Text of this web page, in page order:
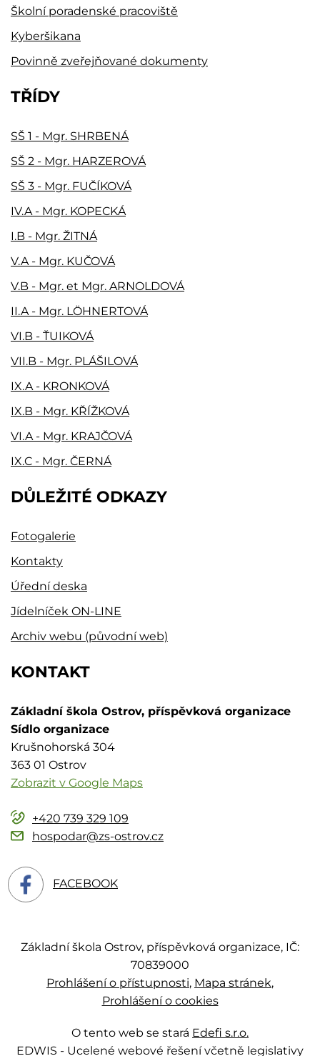
Školní poradenské pracoviště
Kyberšikana
Povinně zveřejňované dokumenty
TŘÍDY
SŠ 1 - Mgr. SHRBENÁ
SŠ 2 - Mgr. HARZEROVÁ
SŠ 3 - Mgr. FUČÍKOVÁ
IV.A - Mgr. KOPECKÁ
I.B - Mgr. ŽITNÁ
V.A - Mgr. KUČOVÁ
V.B - Mgr. et Mgr. ARNOLDOVÁ
II.A - Mgr. LÖHNERTOVÁ
VI.B - ŤUIKOVÁ
VII.B - Mgr. PLÁŠILOVÁ
IX.A - KRONKOVÁ
IX.B - Mgr. KŘÍŽKOVÁ
VI.A - Mgr. KRAJČOVÁ
IX.C - Mgr. ČERNÁ
DŮLEŽITÉ ODKAZY
Fotogalerie
Kontakty
Úřední deska
Jídelníček ON-LINE
Archiv webu (původní web)
KONTAKT
Základní škola Ostrov, příspěvková organizace
Sídlo organizace
Krušnohorská 304
363 01 Ostrov
Zobrazit v Google Maps
+420 739 329 109
hospodar@zs-ostrov.cz
FACEBOOK
Základní škola Ostrov, příspěvková organizace, IČ:
70839000
Prohlášení o přístupnosti Mapa stránek
Prohlášení o cookies
O tento web se stará Edefi s.r.o.
EDWIS - Ucelené webové řešení včetně legislativy